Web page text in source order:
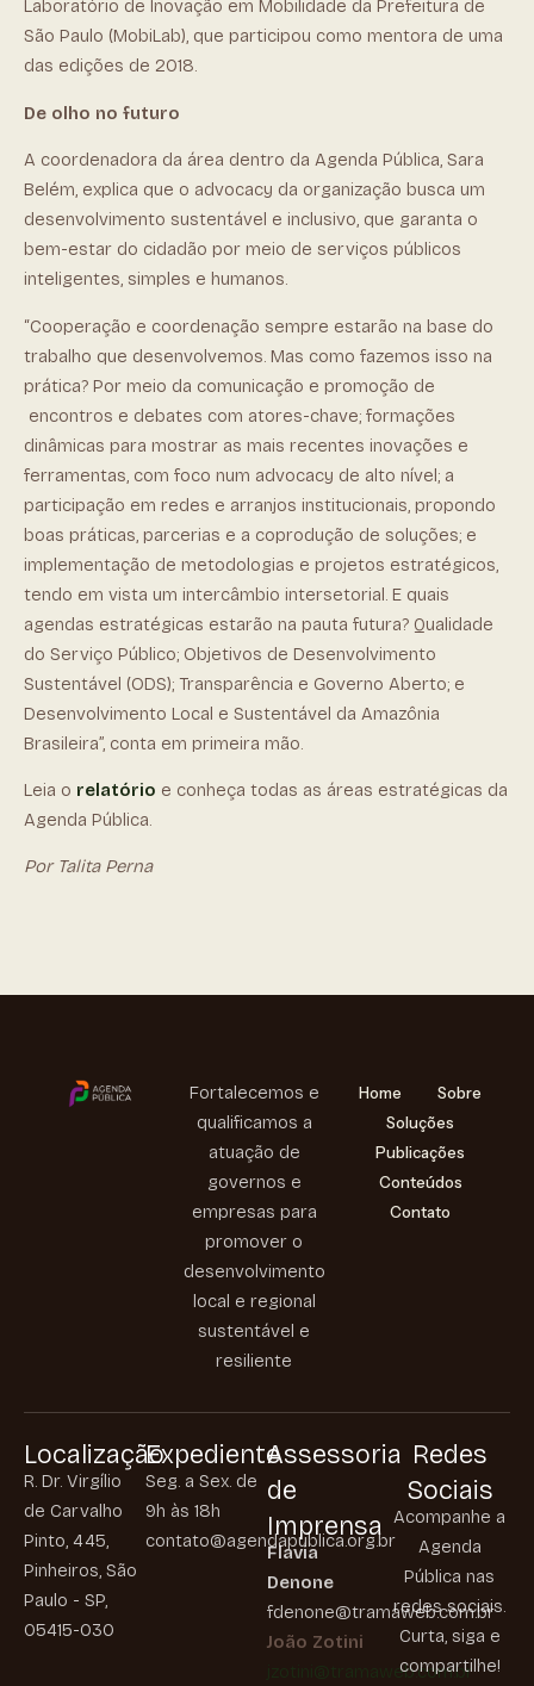
Laboratório de Inovação em Mobilidade da Prefeitura de
São Paulo (MobiLab), que participou como mentora de uma
das edições de 2018.
De olho no futuro
A coordenadora da área dentro da Agenda Pública, Sara
Belém, explica que o advocacy da organização busca um
desenvolvimento sustentável e inclusivo, que garanta o
bem-estar do cidadão por meio de serviços públicos
inteligentes, simples e humanos.
“Cooperação e coordenação sempre estarão na base do
trabalho que desenvolvemos. Mas como fazemos isso na
prática? Por meio da comunicação e promoção de
encontros e debates com atores-chave; formações
dinâmicas para mostrar as mais recentes inovações e
ferramentas, com foco num advocacy de alto nível; a
participação em redes e arranjos institucionais, propondo
boas práticas, parcerias e a coprodução de soluções; e
implementação de metodologias e projetos estratégicos,
tendo em vista um intercâmbio intersetorial. E quais
agendas estratégicas estarão na pauta futura? Qualidade
do Serviço Público; Objetivos de Desenvolvimento
Sustentável (ODS); Transparência e Governo Aberto; e
Desenvolvimento Local e Sustentável da Amazônia
Brasileira”, conta em primeira mão.
Leia o relatório e conheça todas as áreas estratégicas da
Agenda Pública.
Por Talita Perna
Fortalecemos e
qualificamos a
atuação de
governos e
empresas para
promover o
desenvolvimento
local e regional
sustentável e
resiliente
Home
Sobre
Soluções
Publicações
Conteúdos
Contato
Localização
R. Dr. Virgílio
de Carvalho
Pinto, 445,
Pinheiros, São
Paulo - SP,
05415-030
Expediente
Seg. a Sex. de
9h às 18h
contato@agendapublica.org.br
Assessoria
de
Imprensa
Flavia
Denone
fdenone@tramaweb.com.br
João Zotini
jzotini@tramaweb.com.br
Redes
Sociais
Acompanhe a
Agenda
Pública nas
redes sociais.
Curta, siga e
compartilhe!